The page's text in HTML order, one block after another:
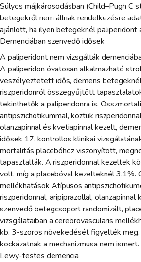
Súlyos májkárosodásban (Child–Pugh C
betegekről nem állnak rendelkezésre
ajánlott, ha ilyen betegeknél paliperidont
Demenciában szenvedő idősek
A paliperidont nem vizsgálták
A paliperidon óvatosan alkalmazható
veszélyeztetett idős, demens
riszperidonról összegyűjtött
tekinthetők a paliperidonra is.
antipszichotikummal, köztük
olanzapinnal és kvetiapinnal kezelt,
idősek 17, kontrollos klinikai
mortalitás placebóhoz viszonyított,
tapasztalták. A riszperidonnal kezeltek
volt, míg a placebóval kezelteknél 3,1%.
mellékhatások Atípusos
riszperidonnal, aripiprazollal, olanzapinnal
szenvedő betegcsoport randomizált,
vizsgálataiban a cerebrovascularis
kb. 3-szoros növekedését figyelték
kockázatnak a mechanizmusa nem
Lewy-testes demencia